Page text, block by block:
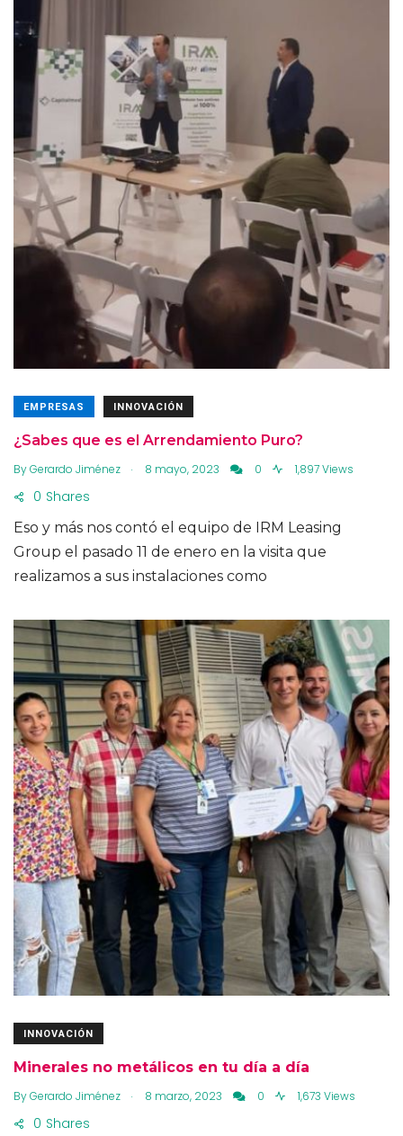
EMPRESAS INNOVACIÓN
¿Sabes que es el Arrendamiento Puro?
ByGerardo Jiménez . 8 mayo, 2023 0 1,897 Views
Shares
0
Eso y más nos contó el equipo de IRM Leasing
Group el pasado 11 de enero en la visita que
realizamos a sus instalaciones como
INNOVACIÓN
Minerales no metálicos en tu día a día
ByGerardo Jiménez . 8 marzo, 2023 0 1,673 Views
Shares
0